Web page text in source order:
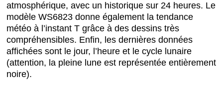
atmosphérique, avec un historique sur 24 heures. Le
modèle WS6823 donne également la tendance
météo à l’instant T grâce à des dessins très
compréhensibles. Enfin, les dernières données
affichées sont le jour, l’heure et le cycle lunaire
(attention, la pleine lune est représentée entièrement
noire).